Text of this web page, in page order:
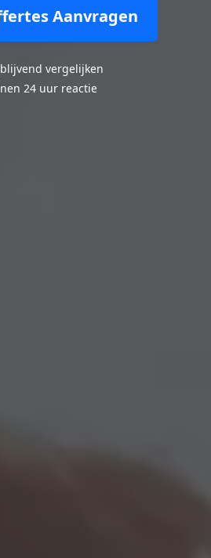
Aanvragen
vergelijken
24 uur reactie